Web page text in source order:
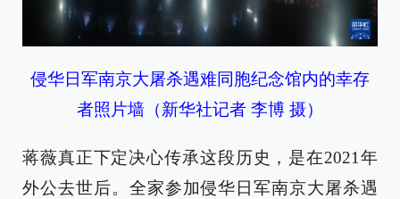
侵华日军南京大屠杀遇难同胞纪念馆内的幸存
者照片墙（新华社记者 李博 摄）
蒋薇真正下定决心传承这段历史，是在2021年
外公去世后。全家参加侵华日军南京大屠杀遇